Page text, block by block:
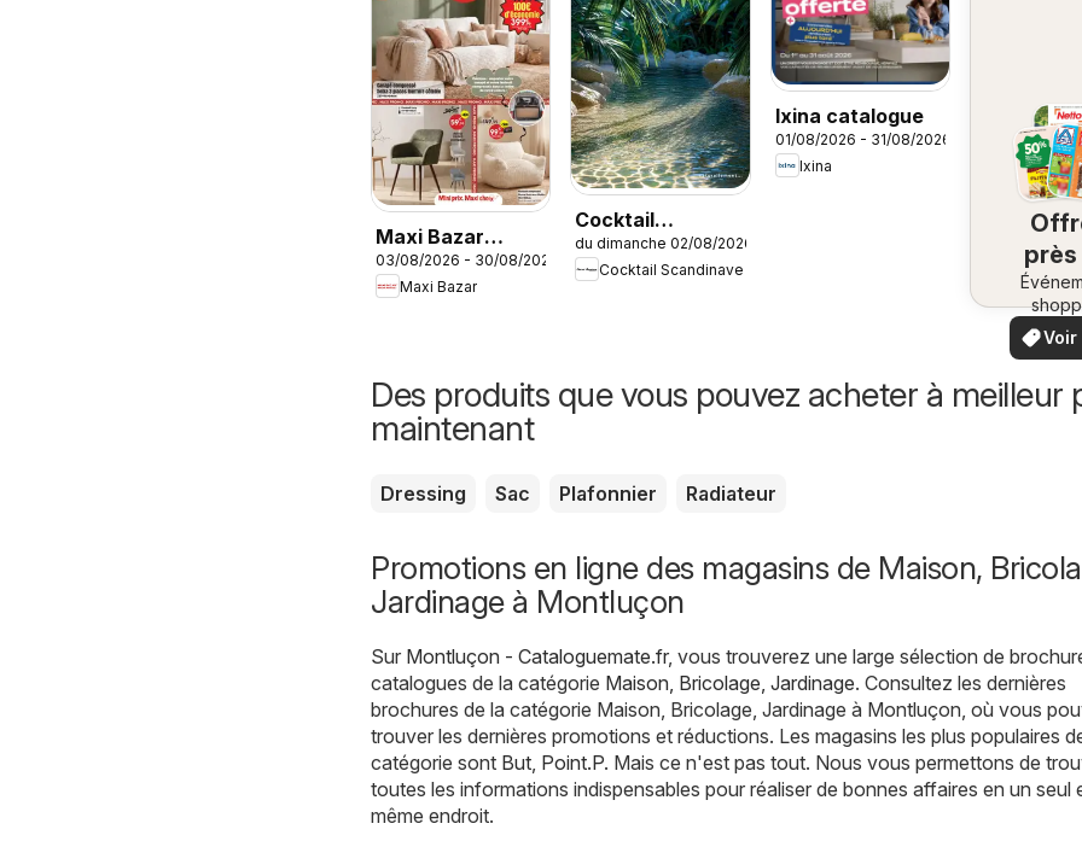
Maxi Bazar
catalogue
03/08/2026 - 30/08/2026
Maxi Bazar
Cocktail
Scandinave
catalogue
du dimanche 02/08/2026
Cocktail Scandinave
Ixina catalogue
01/08/2026 - 31/08/2026
Ixina
près
locaux
Voir
Des produits que vous pouvez acheter à meilleur
maintenant
Dressing Sac Plafonnier Radiateur
Promotions en ligne des magasins de Maison,
Jardinage à Montluçon
Sur Montluçon - Cataloguemate.fr, vous trouverez une large sélection de
catalogues de la catégorie Maison, Bricolage, Jardinage. Consultez les dernières
brochures de la catégorie Maison, Bricolage, Jardinage à Montluçon, où vous
trouver les dernières promotions et réductions. Les magasins les plus populaires
catégorie sont But, Point.P. Mais ce n'est pas tout. Nous vous permettons de
toutes les informations indispensables pour réaliser de bonnes affaires en un seul
même endroit.